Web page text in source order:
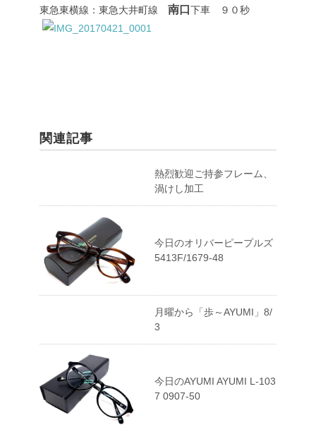
東急東横線：東急大井町線 南口 下車 ９０秒
関連記事
熱烈歓迎ご持参フレーム、
渦けし加工
今日のオリバーピープルズ
5413F/1679-48
月曜から「歩～AYUMI」8/
3
今日のAYUMI AYUMI L-103
7 0907-50